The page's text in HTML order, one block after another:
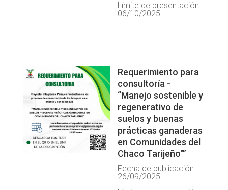
Límite de presentación:
06/10/2025
Requerimiento para
consultoría -
“Manejo sostenible y
regenerativo de
suelos y buenas
prácticas ganaderas
en Comunidades del
Chaco Tarijeño"”
Fecha de publicación:
26/09/2025